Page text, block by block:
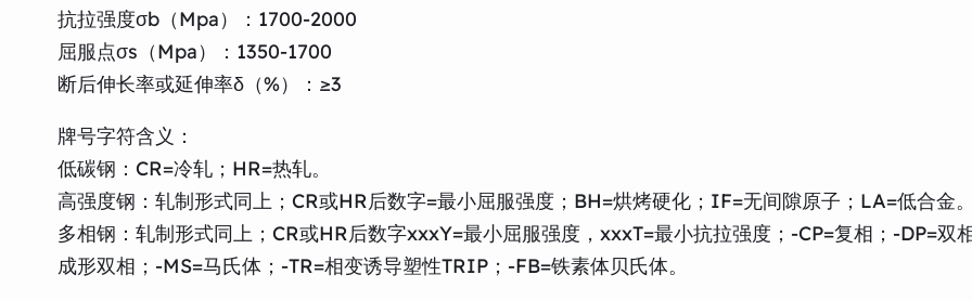
抗拉强度σb（Mpa）：1700-2000
屈服点σs（Mpa）：1350-1700
断后伸长率或延伸率δ（%）：≥3
牌号字符含义：
低碳钢：CR=冷轧；HR=热轧。
高强度钢：轧制形式同上；CR或HR后数字=最小屈服强度；BH=烘烤硬化；IF=无间隙原子；LA=低合金。
多相钢：轧制形式同上；CR或HR后数字xxxY=最小屈服强度，xxxT=最小抗拉强度；-CP=复相；-DP=双
成形双相；-MS=马氏体；-TR=相变诱导塑性TRIP；-FB=铁素体贝氏体。